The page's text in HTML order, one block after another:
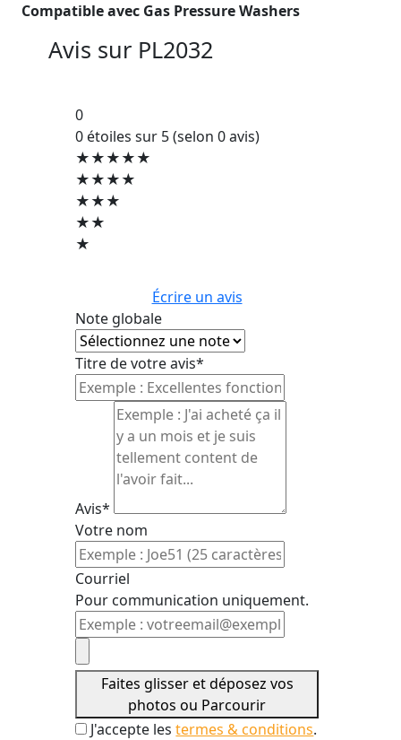
Compatible avec Gas Pressure Washers
Avis sur PL2032
0
0 étoiles sur 5 (selon 0 avis)
★★★★★
★★★★
★★★
★★
★
Écrire un avis
Note globale
Titre de votre avis*
Avis*
Votre nom
Courriel
Pour communication uniquement.
Faites glisser et déposez vos
photos ou Parcourir
J'accepte lestermes & conditions.